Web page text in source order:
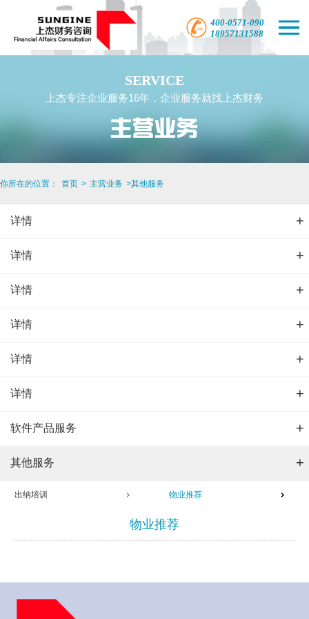
SERVICE
上杰专注企业服务16年，企业服务就找上杰财务
你所在的位置： 首页 > 主营业务 >其他服务
详情 +
详情 +
详情 +
详情 +
详情 +
详情 +
软件产品服务 +
其他服务 +
出纳培训 物业推荐
物业推荐